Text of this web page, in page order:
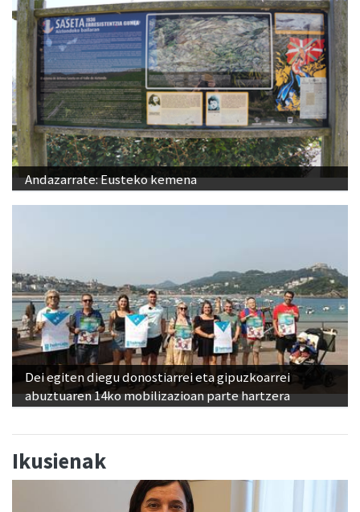
Andazarrate: Eusteko kemena
Dei egiten diegu donostiarrei eta gipuzkoarrei
abuztuaren 14ko mobilizazioan parte hartzera
Ikusienak